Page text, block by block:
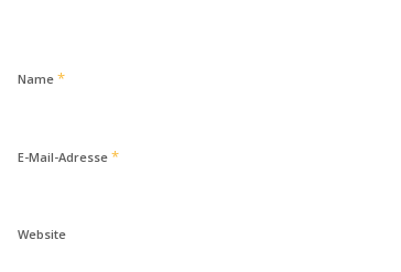
Name *
E-Mail-Adresse *
Website